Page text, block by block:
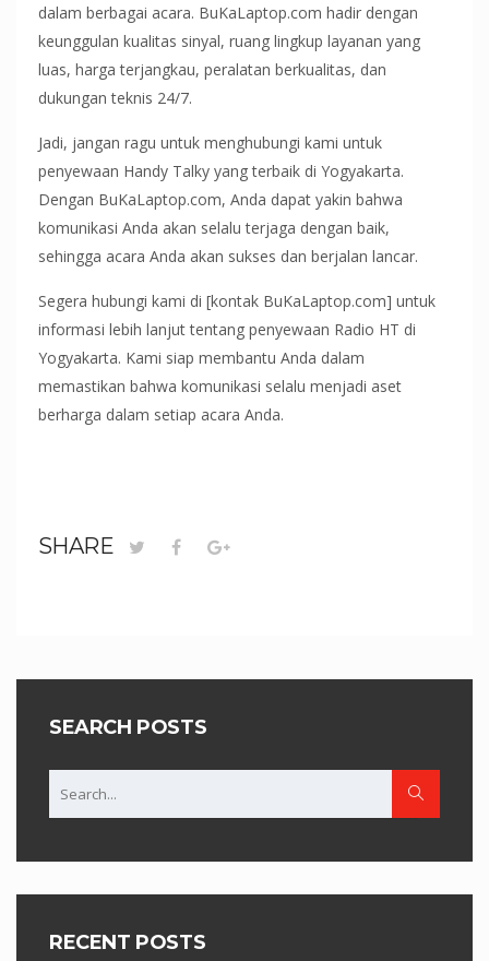
dalam berbagai acara. BuKaLaptop.com hadir dengan
keunggulan kualitas sinyal, ruang lingkup layanan yang
luas, harga terjangkau, peralatan berkualitas, dan
dukungan teknis 24/7.
Jadi, jangan ragu untuk menghubungi kami untuk
penyewaan Handy Talky yang terbaik di Yogyakarta.
Dengan BuKaLaptop.com, Anda dapat yakin bahwa
komunikasi Anda akan selalu terjaga dengan baik,
sehingga acara Anda akan sukses dan berjalan lancar.
Segera hubungi kami di [kontak BuKaLaptop.com] untuk
informasi lebih lanjut tentang penyewaan Radio HT di
Yogyakarta. Kami siap membantu Anda dalam
memastikan bahwa komunikasi selalu menjadi aset
berharga dalam setiap acara Anda.
SHARE
SEARCH POSTS
RECENT POSTS